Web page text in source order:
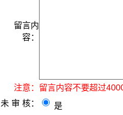
留言内
容：
注意： 留言内容不要超过
未 审 核：
是